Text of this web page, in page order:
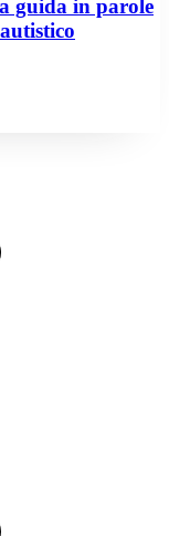
guida in parole